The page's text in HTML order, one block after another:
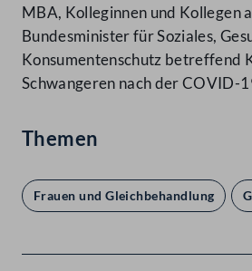
MBA, Kolleginnen und Kollegen
Bundesminister für Soziales,
Konsumentenschutz betreffend
Schwangeren nach der COVID-
Themen
Frauen und Gleichbehandlung